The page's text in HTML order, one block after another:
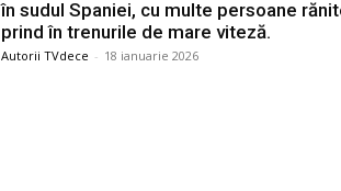
în sudul Spaniei, cu multe persoane
prind în trenurile de mare viteză.
Autorii TVdece - 18 ianuarie 2026